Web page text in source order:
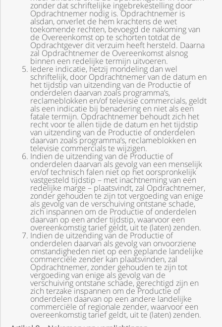
zonder dat schriftelijke ingebrekestelling door
Opdrachtnemer nodig is. Opdrachtnemer is
alsdan, onverlet de hem krachtens de wet
toekomende rechten, bevoegd de nakoming van
de Overeenkomst op te schorten totdat de
Opdrachtgever dit verzuim heeft hersteld. Daarna
zal Opdrachtnemer de Overeenkomst alsnog
binnen een redelijke termijn uitvoeren.
Iedere indicatie, hetzij mondeling dan wel
schriftelijk, door Opdrachtnemer van de datum en
het tijdstip van uitzending van de Productie of
onderdelen daarvan zoals programma’s,
reclameblokken en/of televisie commercials, geldt
als een indicatie bij benadering en niet als een
fatale termijn. Opdrachtnemer behoudt zich het
recht voor te allen tijde de datum en het tijdstip
van uitzending van de Productie of onderdelen
daarvan zoals programma’s, reclameblokken en
televisie commercials te wijzigen.
Indien de uitzending van de Productie of
onderdelen daarvan als gevolg van een menselijk
en/of technisch falen niet op het oorspronkelijk
vastgesteld tijdstip – met inachtneming van een
redelijke marge – plaatsvindt, zal Opdrachtnemer,
zonder gehouden te zijn tot vergoeding van enige
als gevolg van de verschuiving ontstane schade,
zich inspannen om de Productie of onderdelen
daarvan op een ander tijdstip, waarvoor een
overeenkomstig tarief geldt, uit te (laten) zenden.
Indien de uitzending van de Productie of
onderdelen daarvan als gevolg van onvoorziene
omstandigheden niet op een geplande landelijke
commerciële zender kan plaatsvinden, zal
Opdrachtnemer, zonder gehouden te zijn tot
vergoeding van enige als gevolg van de
verschuiving ontstane schade, gerechtigd zijn en
zich terzake inspannen om de Productie of
onderdelen daarvan op een andere landelijke
commerciële of regionale zender, waarvoor een
overeenkomstig tarief geldt, uit te (laten) zenden.